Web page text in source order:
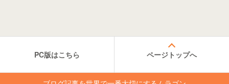
PC版はこちら ページトップへ